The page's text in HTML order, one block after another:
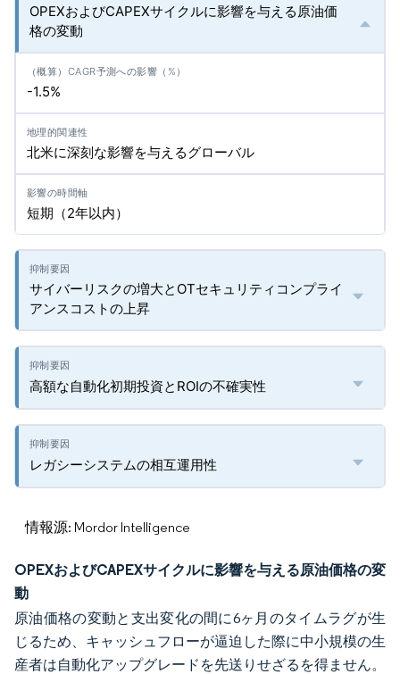
OPEXおよびCAPEXサイクルに影響を与える原油価
格の変動
-1.5%
北米に深刻な影響を与えるグローバル
短期（2年以内）
サイバーリスクの増大とOTセキュリティコンプライ
アンスコストの上昇
高額な自動化初期投資とROIの不確実性
レガシーシステムの相互運用性
情報源: Mordor Intelligence
OPEXおよびCAPEXサイクルに影響を与える原油価格の変
動
原油価格の変動と支出変化の間に6ヶ月のタイムラグが生
じるため、キャッシュフローが逼迫した際に中小規模の生
産者は自動化アップグレードを先送りせざるを得ません。